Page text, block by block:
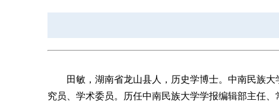
田敏，湖南省龙山县人，历史学博士。中南民族
究员、学术委员。历任中南民族大学学报编辑部主任